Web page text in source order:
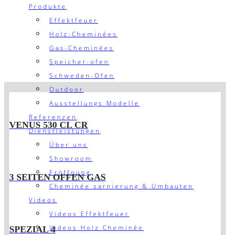
Produkte
Effektfeuer
Holz-Cheminées
Gas-Cheminées
Speicher-ofen
Schweden-Ofen
Outdoor
Ausstellungs Modelle
Referenzen
Dienstleistungen
Über uns
Showroom
Eröffnung
Cheminée sarnierung & Umbauten
Videos
Videos Effektfeuer
Videos Holz Cheminée
VENUS 530 CL CR
3 SEITEN OFFEN GAS
SPEZIAL 4